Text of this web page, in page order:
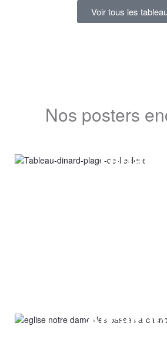
Voir tous les
Nos posters
Dinard